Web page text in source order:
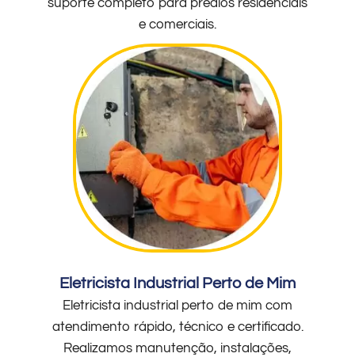
suporte completo para prédios residenciais
e comerciais.
Eletricista Industrial Perto de Mim
Eletricista industrial perto de mim com
atendimento rápido, técnico e certificado.
Realizamos manutenção, instalações,